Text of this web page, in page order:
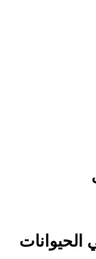
الحيوانات